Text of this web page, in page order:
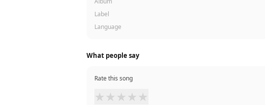
Label
Language
What people say
Rate this song
★ ★ ★ ★ ★